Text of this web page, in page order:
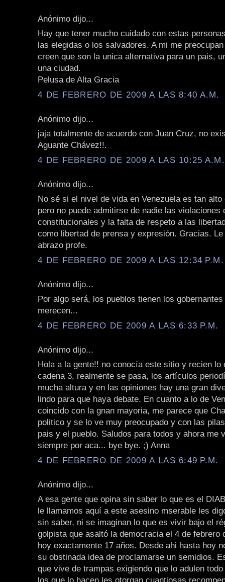
Anónimo dijo...
Hay que tener mucho cuidado con estas
las elegidas o los salvadores. A mi me
creen que son la unica alternativa para un pais,
una ciudad.
Pelusa de Alta Gracia
4 DE FEBRERO DE 2009 A LAS 8:40 A.M.
Anónimo dijo...
jaja totalmente de acuerdo con Juan Cruz, no
Aguante Chávez!!.
4 DE FEBRERO DE 2009 A LAS 10:25 A.M.
Anónimo dijo...
No sé si el nivel de vida en Venezuela es tan alto
pero no puede admitirse de nadie las violaciones
constitucionales y la falta de respeto a las
como libertad de prensa y expresión. Gracias. Le
abrazo profe.
4 DE FEBRERO DE 2009 A LAS 12:34 P.M.
Anónimo dijo...
Por algo será, los pueblos tienen los
merecen...
4 DE FEBRERO DE 2009 A LAS 6:33 P.M.
Anónimo dijo...
Hola a la gente!! no conocía este sitio y recien lo
cadena 3, realmente se pasa, los artículos
mucha altura y en las opiniones hay una gran
lindo para que haya debate. En cuanto a lo de
coincido con la gnan mayoria, me parece que
politico y se lo ve muy preocupado y con las
pais y el pueblo. Saludos para todos y ahora me
siempre por aca... bye bye. ;) Anna
4 DE FEBRERO DE 2009 A LAS 6:49 P.M.
Anónimo dijo...
A esa gente que opina sin saber lo que es el
le llamamos aquí a este asesino mserable les
sin saber, ni se imaginan lo que es vivir bajo el
golpista que asaltó la democracia el 4 de febrero
hoy exactamente 17 años. Desde ahi hasta hoy
su obstinada idea de proclamarse un semidios.
que vive de trampas exigiendo que lo adulen